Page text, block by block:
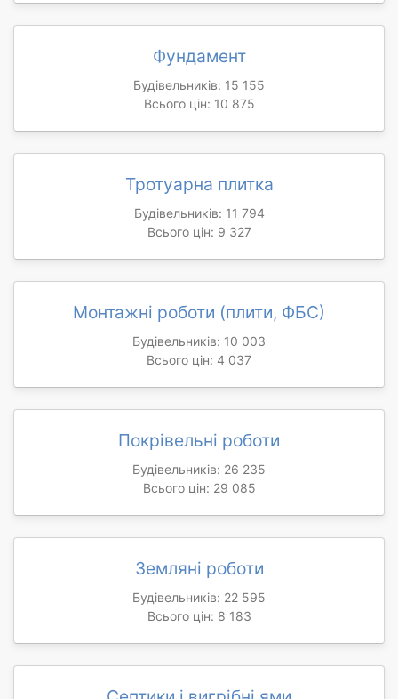
Фундамент
Будівельників: 15 155
Всього цін: 10 875
Тротуарна плитка
Будівельників: 11 794
Всього цін: 9 327
Монтажні роботи (плити, ФБС)
Будівельників: 10 003
Всього цін: 4 037
Покрівельні роботи
Будівельників: 26 235
Всього цін: 29 085
Земляні роботи
Будівельників: 22 595
Всього цін: 8 183